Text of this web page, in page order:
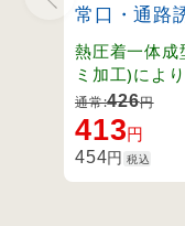
常口・通路
標識 (硬質
ビ)
矢印無し 緑地
(65301)
熱圧着一体成
ミ加工)によ
を封入。摩擦
く文字が消え
い誘導標識。
通常:426円
413円
454円 税込